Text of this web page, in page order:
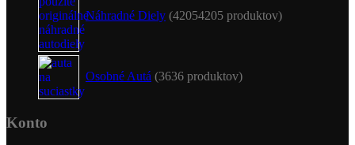
Náhradné Diely 42054205 produktov
Osobné Autá 3636 produktov
Konto